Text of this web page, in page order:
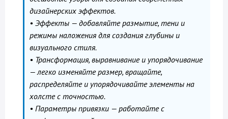
дизайнерских эффектов.
• Эффекты — добавляйте размытие, тени и
режимы наложения для создания глубины и
визуального стиля.
• Трансформация, выравнивание и упорядочивание
— легко изменяйте размер, вращайте,
распределяйте и упорядочивайте элементы на
холсте с точностью.
• Параметры привязки — работайте с